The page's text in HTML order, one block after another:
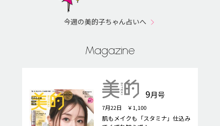
今週の美的子ちゃん占いへ
Magazine
9月号
7月22日 ￥1,100
肌もメイクも「スタミナ」仕込み